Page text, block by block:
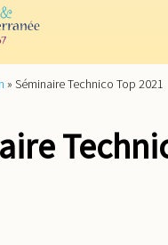
» Séminaire Technico Top 2021